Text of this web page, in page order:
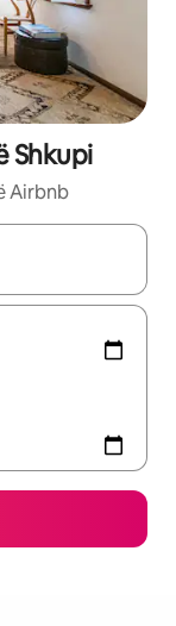
Shkupi
Airbnb
me butonat e